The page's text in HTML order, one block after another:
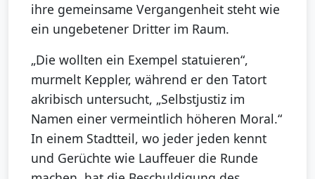
ihre gemeinsame Vergangenheit steht wie
ein ungebetener Dritter im Raum.
„Die wollten ein Exempel statuieren“,
murmelt Keppler, während er den Tatort
akribisch untersucht, „Selbstjustiz im
Namen einer vermeintlich höheren Moral.“
In einem Stadtteil, wo jeder jeden kennt
und Gerüchte wie Lauffeuer die Runde